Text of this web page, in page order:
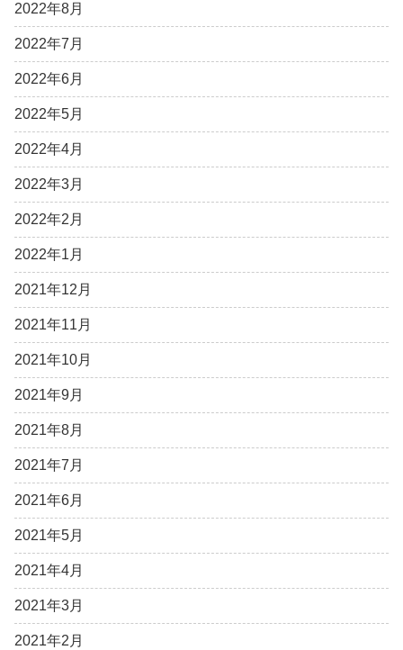
2022年8月
2022年7月
2022年6月
2022年5月
2022年4月
2022年3月
2022年2月
2022年1月
2021年12月
2021年11月
2021年10月
2021年9月
2021年8月
2021年7月
2021年6月
2021年5月
2021年4月
2021年3月
2021年2月